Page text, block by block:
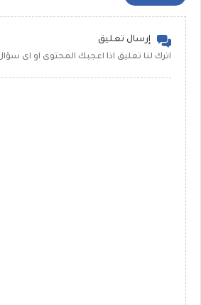
إرسال تعليق
اترك لنا تعليق اذا اعجبك المحتوى او اى سؤال